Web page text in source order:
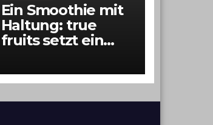
Ein Smoothie mit
Haltung: true
fruits setzt ein
Hobby Horsing